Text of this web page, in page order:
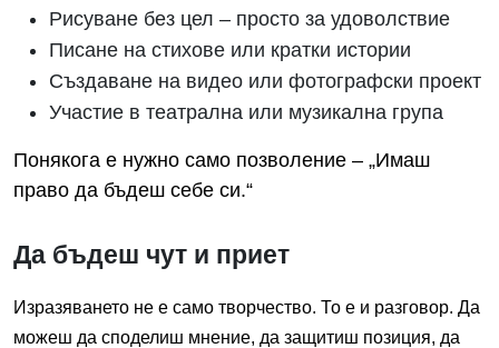
Рисуване без цел – просто за удоволствие
Писане на стихове или кратки истории
Създаване на видео или фотографски проект
Участие в театрална или музикална група
Понякога е нужно само позволение – „Имаш
право да бъдеш себе си.“
Да бъдеш чут и приет
Изразяването не е само творчество. То е и разговор. Да
можеш да споделиш мнение, да защитиш позиция, да